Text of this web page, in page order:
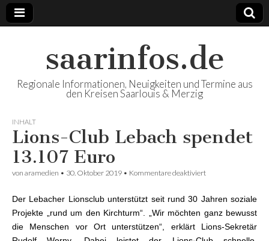
saarinfos.de
Regionale Informationen, Neuigkeiten und Termine aus
den Kreisen Saarlouis & Merzig
INHALT
Lions-Club Lebach spendet
13.107 Euro
von aramedien • 30. Oktober 2019 • Kommentare deaktiviert
Der Lebacher Lionsclub unterstützt seit rund 30 Jahren soziale
Projekte „rund um den Kirchturm“. „Wir möchten ganz bewusst
die Menschen vor Ort unterstützen“, erklärt Lions-Sekretär